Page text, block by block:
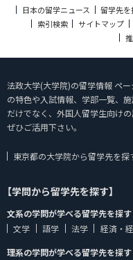
日本の留学ニュース 留学先を
索引検索
サイトマップ
法政大学(大学院)の留学情報 ペー
の特色や入試情報、学部一覧、
だけでなく、外国人留学生向け
ぜひご活用下さい。
東京都の大学院から留学先を探
【学問から留学先を探す】
文系の学問が学べる留学先を探す
文学
語学 法学 経済・
理系の学問が学べる留学先を探す